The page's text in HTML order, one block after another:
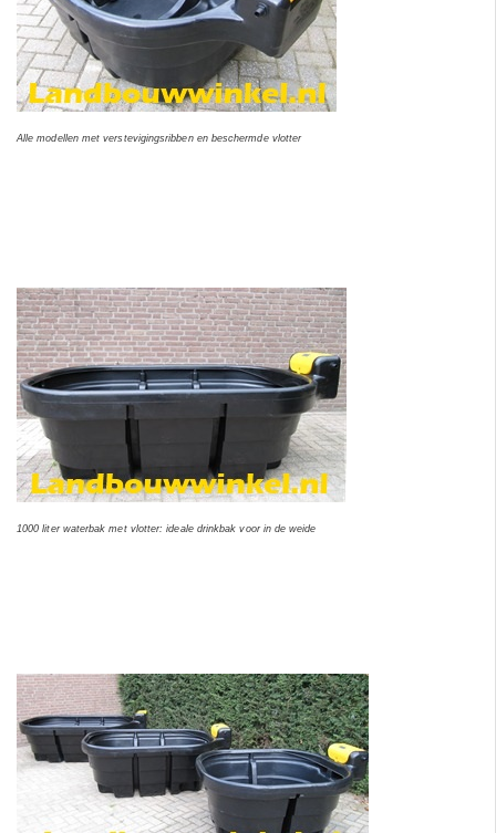
Alle modellen met verstevigingsribben en beschermde vlotter
1000 liter waterbak met vlotter: ideale drinkbak voor in de weide